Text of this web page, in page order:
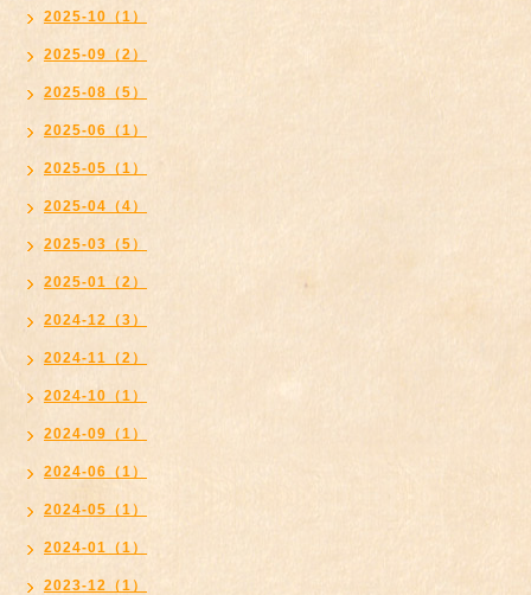
2025-10（1）
2025-09（2）
2025-08（5）
2025-06（1）
2025-05（1）
2025-04（4）
2025-03（5）
2025-01（2）
2024-12（3）
2024-11（2）
2024-10（1）
2024-09（1）
2024-06（1）
2024-05（1）
2024-01（1）
2023-12（1）